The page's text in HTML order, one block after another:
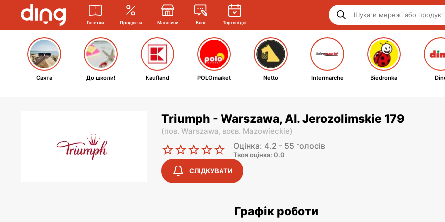
Газетки Продукти Магазини Блог Торгові дні
Свята До школи! Kaufland POLOmarket Netto Intermarche Biedronka
Triumph - Warszawa, Al. Jerozolimskie 179
(пов. Warszawa, воєв. Mazowieckie)
Оцінка: 4.2 - 55 голосів
Твоя оцінка: 0.0
СЛІДКУВАТИ
Графік роботи